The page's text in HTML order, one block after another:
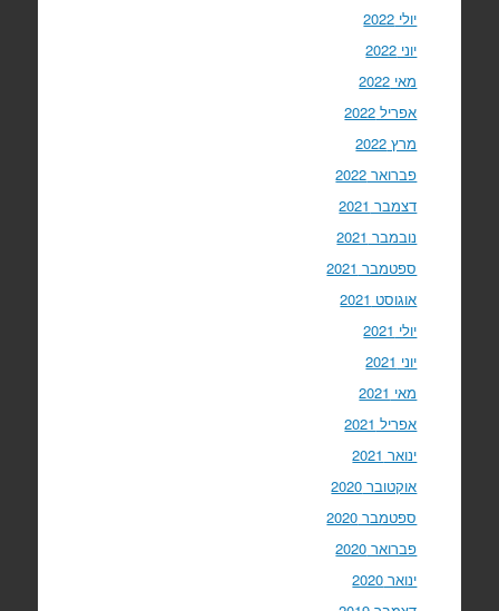
יולי 2022
יוני 2022
מאי 2022
אפריל 2022
מרץ 2022
פברואר 2022
דצמבר 2021
נובמבר 2021
ספטמבר 2021
אוגוסט 2021
יולי 2021
יוני 2021
מאי 2021
אפריל 2021
ינואר 2021
אוקטובר 2020
ספטמבר 2020
פברואר 2020
ינואר 2020